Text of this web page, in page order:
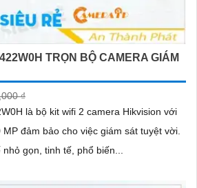
TRỌN BỘ CAMERA GIÁM
₫
là bộ kit wifi 2 camera Hikvision với
đảm bảo cho việc giám sát tuyệt vời.
gọn, tinh tế, phổ biến...